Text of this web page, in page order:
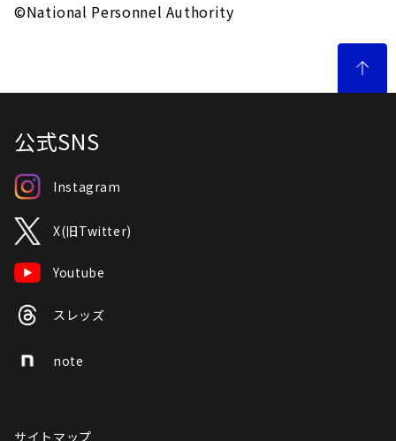
©National Personnel Authority
公式SNS
Instagram
X(旧Twitter)
Youtube
スレッズ
note
サイトマップ